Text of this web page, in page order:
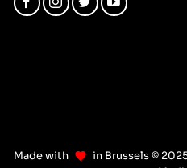
Made with
in Brussels ©